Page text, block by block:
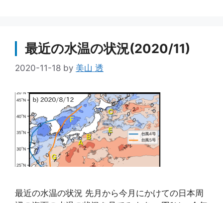
最近の水温の状況(2020/11)
2020-11-18 by 美山 透
最近の水温の状況 先月から今月にかけての日本周